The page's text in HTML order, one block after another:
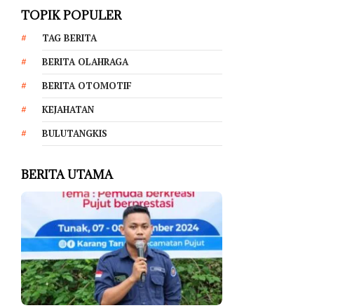
TOPIK POPULER
TAG BERITA
BERITA OLAHRAGA
BERITA OTOMOTIF
KEJAHATAN
BULUTANGKIS
BERITA UTAMA